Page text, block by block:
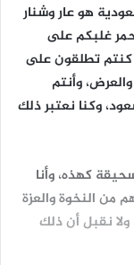
هو عار وشنار
غلبكم على
كنتم تطلقون على
وأنتم
وكنا نعتبر ذلك
كهذه، وأنا
من النخوة والعزة
ولا نقبل أن ذلك